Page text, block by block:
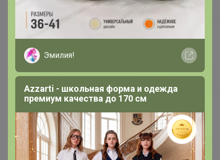
В наличии
Реклама на сайте
Поставщикам
Вакансии
support@24-ok.ru
Написать в поддержку
Защита покупателя
Помощь
Эмилия!
Azzarti - школьная форма и одежда
премиум качества до 170 см